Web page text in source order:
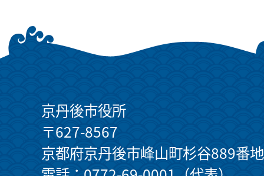
京丹後市役所
〒627-8567
京都府京丹後市峰山町杉谷889番地